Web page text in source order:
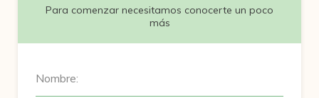
Para comenzar necesitamos conocerte un poco
más
Nombre: